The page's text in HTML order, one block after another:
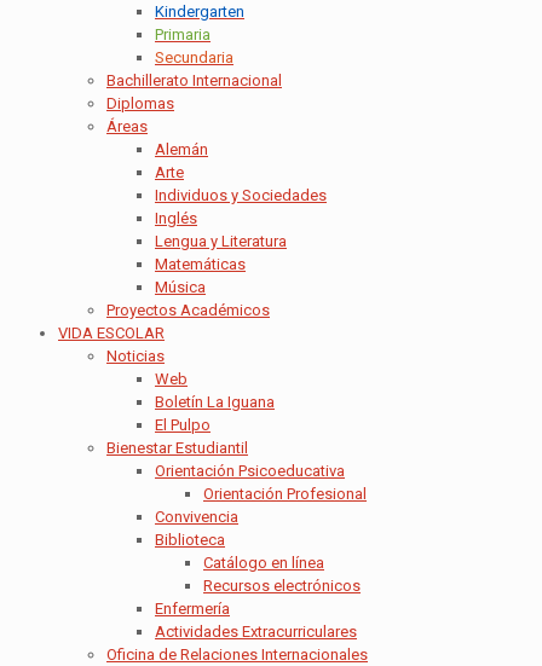
Kindergarten
Primaria
Secundaria
Bachillerato Internacional
Diplomas
Áreas
Alemán
Arte
Individuos y Sociedades
Inglés
Lengua y Literatura
Matemáticas
Música
Proyectos Académicos
VIDA ESCOLAR
Noticias
Web
Boletín La Iguana
El Pulpo
Bienestar Estudiantil
Orientación Psicoeducativa
Orientación Profesional
Convivencia
Biblioteca
Catálogo en línea
Recursos electrónicos
Enfermería
Actividades Extracurriculares
Oficina de Relaciones Internacionales